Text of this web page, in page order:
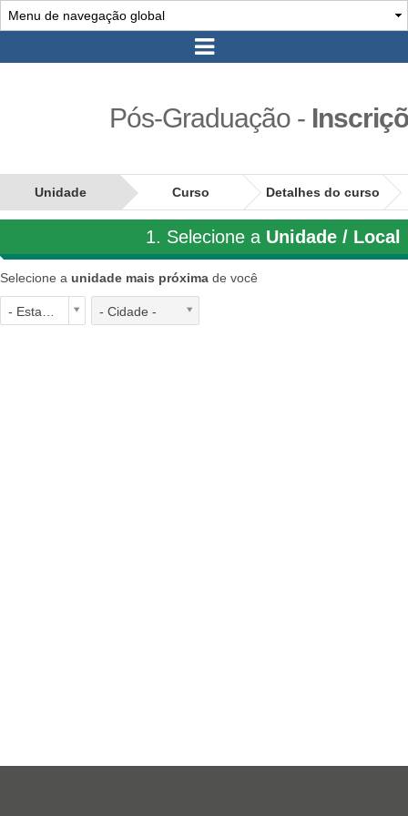
Pós-Graduação-
Unidade Curso Detalhes do curso
1. Selecione a Unidade / Local
Selecione a unidade mais próxima de você
- Cidade -